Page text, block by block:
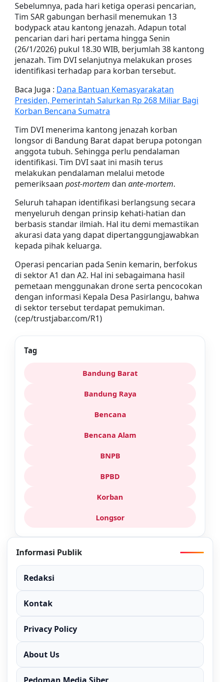
Sebelumnya, pada hari ketiga operasi pencarian,
Tim SAR gabungan berhasil menemukan 13
bodypack atau kantong jenazah. Adapun total
pencarian dari hari pertama hingga Senin
(26/1/2026) pukul 18.30 WIB, berjumlah 38 kantong
jenazah. Tim DVI selanjutnya melakukan proses
identifikasi terhadap para korban tersebut.
Baca Juga : Dana Bantuan Kemasyarakatan
Presiden, Pemerintah Salurkan Rp 268 Miliar Bagi
Korban Bencana Sumatra
Tim DVI menerima kantong jenazah korban
longsor di Bandung Barat dapat berupa potongan
anggota tubuh. Sehingga perlu pendalaman
identifikasi. Tim DVI saat ini masih terus
melakukan pendalaman melalui metode
pemeriksaan post-mortem dan ante-mortem.
Seluruh tahapan identifikasi berlangsung secara
menyeluruh dengan prinsip kehati-hatian dan
berbasis standar ilmiah. Hal itu demi memastikan
akurasi data yang dapat dipertanggungjawabkan
kepada pihak keluarga.
Operasi pencarian pada Senin kemarin, berfokus
di sektor A1 dan A2. Hal ini sebagaimana hasil
pemetaan menggunakan drone serta pencocokan
dengan informasi Kepala Desa Pasirlangu, bahwa
di sektor tersebut terdapat pemukiman.
(cep/trustjabar.com/R1)
Tag
Bandung Barat
Bandung Raya
Bencana
Bencana Alam
BNPB
BPBD
Korban
Longsor
Informasi Publik
Redaksi
Kontak
Privacy Policy
About Us